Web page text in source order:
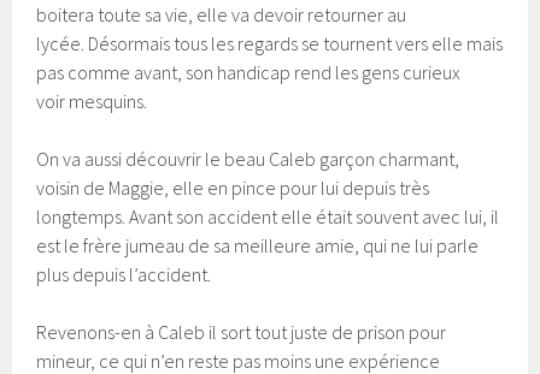
boitera toute sa vie, elle va devoir retourner au
lycée. Désormais tous les regards se tournent vers elle mais
pas comme avant, son handicap rend les gens curieux
voir mesquins.
On va aussi découvrir le beau Caleb garçon charmant,
voisin de Maggie, elle en pince pour lui depuis très
longtemps. Avant son accident elle était souvent avec lui, il
est le frère jumeau de sa meilleure amie, qui ne lui parle
plus depuis l’accident.
Revenons-en à Caleb il sort tout juste de prison pour
mineur, ce qui n’en reste pas moins une expérience